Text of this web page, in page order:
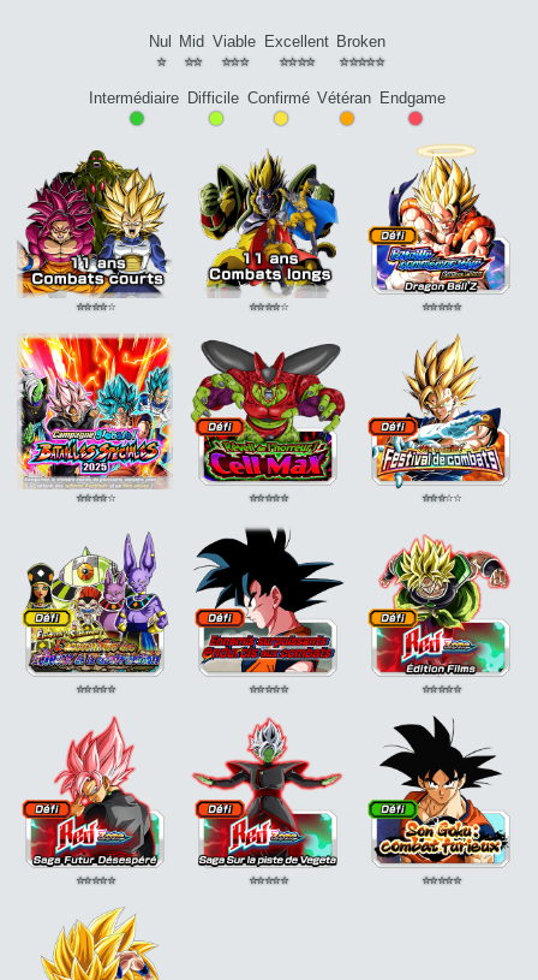
Nul
⭐
Mid
⭐⭐
Viable
⭐⭐⭐
Excellent
⭐⭐⭐⭐
Broken
⭐⭐⭐⭐⭐
Intermédiaire
• Difficile
• Confirmé
• Vétéran
• Endgame
•
⭐⭐⭐⭐⭐ ⭐⭐⭐⭐⭐ ⭐⭐⭐⭐⭐
⭐⭐⭐⭐⭐ ⭐⭐⭐⭐⭐ ⭐⭐⭐⭐⭐
⭐⭐⭐⭐⭐ ⭐⭐⭐⭐⭐ ⭐⭐⭐⭐⭐
⭐⭐⭐⭐⭐ ⭐⭐⭐⭐⭐ ⭐⭐⭐⭐⭐